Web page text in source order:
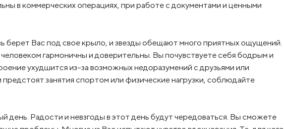
в коммерческих операциях, при работе с документами и ценными
берет Вас под свое крыло, и звезды обещают много приятных ощущений.
гармоничны и доверительны. Вы почувствуете себя бодрым и
ухудшится из-за возможных недоразумений с друзьями или
занятия спортом или физические нагрузки, соблюдайте
день. Радости и невзгоды в этот день будут чередоваться. Вы сможете